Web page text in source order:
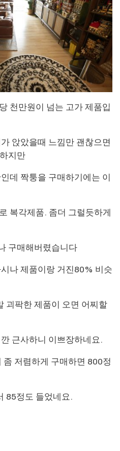
천만원이 넘는 고가 제품입
앉았을때 느낌만 괜찮으면
지만
데 짝퉁을 구매하기에는 이
복각제품. 좀더 그럴듯하게
구매해버렸습니다
나 제품이랑 거진80% 비슷
괴팍한 제품이 오면 어찌할
근사하니 이쁘장하네요.
저렴하게 구매하면 800정
85정도 들었네요.